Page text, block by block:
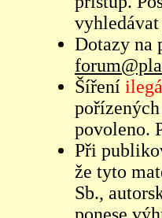
Dotazy na
Šíření
povoleno.
Při
že tyto
Sb.,